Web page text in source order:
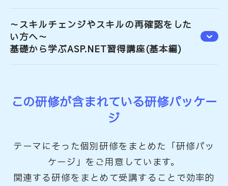
～スキルチェンジやスキルの再確認をした
い方へ～
基礎から学ぶASP.NET習得講座(基本編)
この研修が含まれている研修パッケー
ジ
テーマにそった個別研修をまとめた「研修パッ
ケージ」をご用意しています。
関連する研修をまとめて受講することで効率的